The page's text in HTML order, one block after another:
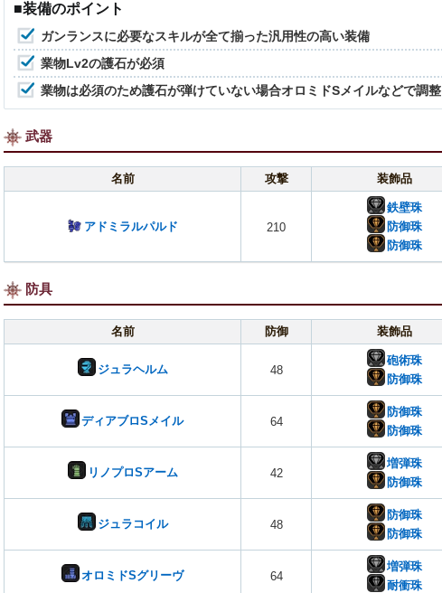
■装備のポイント
ガンランスに必要なスキルが全て揃った汎用性の高い装備
業物Lv2の護石が必須
業物は必須のため護石が弾けていない場合オロミドSメイルなどで調整
武器
名前 攻撃 装飾品
アドミラルパルド 210
鉄壁珠
防御珠
防御珠
防具
名前 防御 装飾品
ジュラヘルム 48
砲術珠
防御珠
ディアブロSメイル 64
防御珠
防御珠
リノプロSアーム 42
増弾珠
防御珠
ジュラコイル 48
防御珠
防御珠
オロミドSグリーヴ 64
増弾珠
耐衝珠